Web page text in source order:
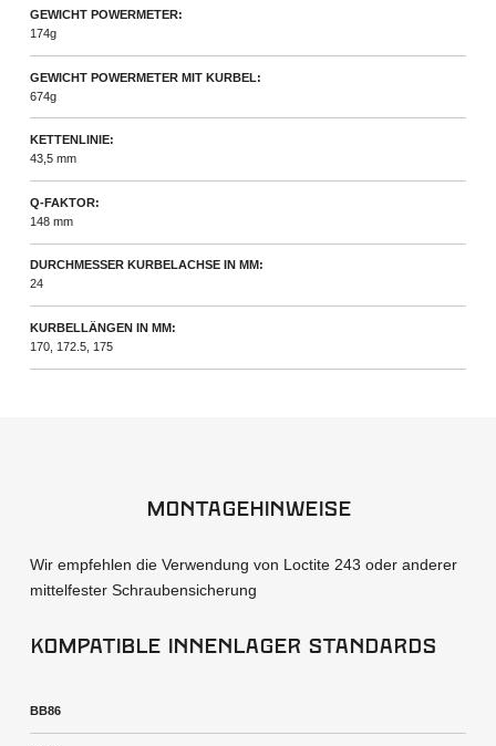
GEWICHT POWERMETER:
174g
GEWICHT POWERMETER MIT KURBEL:
674g
KETTENLINIE:
43,5 mm
Q-FAKTOR:
148 mm
DURCHMESSER KURBELACHSE IN MM:
24
KURBELLÄNGEN IN MM:
170, 172.5, 175
Montagehinweise
Wir empfehlen die Verwendung von Loctite 243 oder anderer
mittelfester Schraubensicherung
kompatible Innenlager Standards
BB86